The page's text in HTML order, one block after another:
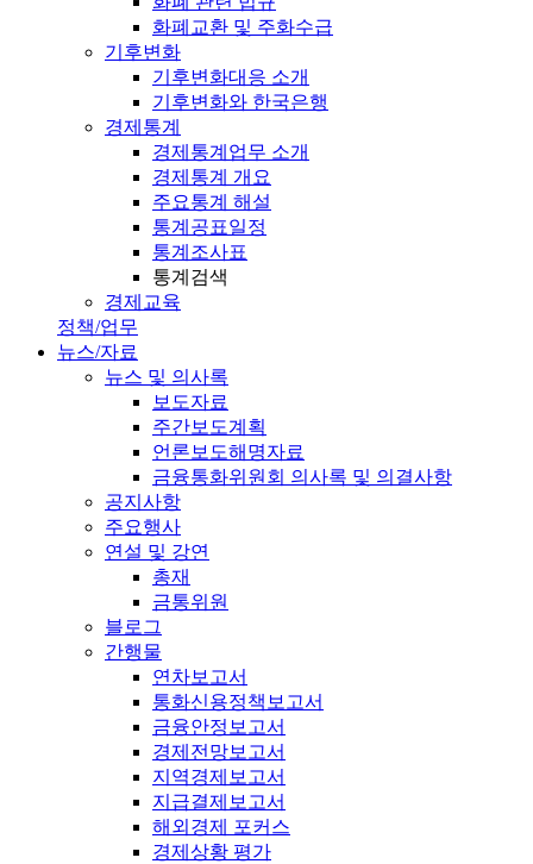
화폐교환 및 주화수급
기후변화
기후변화대응 소개
기후변화와 한국은행
경제통계
경제통계업무 소개
경제통계 개요
주요통계 해설
통계공표일정
통계조사표
통계검색
경제교육
정책/업무
뉴스/자료
뉴스 및 의사록
보도자료
주간보도계획
언론보도해명자료
금융통화위원회 의사록 및 의결사항
공지사항
주요행사
연설 및 강연
총재
금통위원
블로그
간행물
연차보고서
통화신용정책보고서
금융안정보고서
경제전망보고서
지역경제보고서
지급결제보고서
해외경제 포커스
경제상황 평가